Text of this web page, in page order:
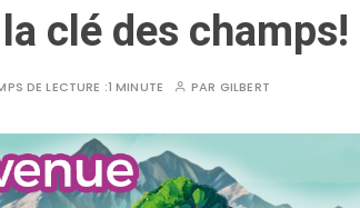
clé des champs!
DE LECTURE :1 MINUTE PAR GILBERT